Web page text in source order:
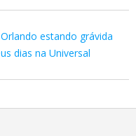
estando grávida
dias na Universal